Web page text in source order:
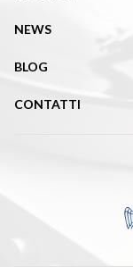
NEWS
BLOG
CONTATTI